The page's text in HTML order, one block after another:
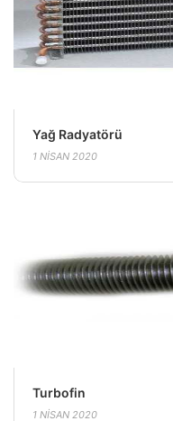
Yağ Radyatörü
1 NISAN 2020
Turbofin
1 NISAN 2020